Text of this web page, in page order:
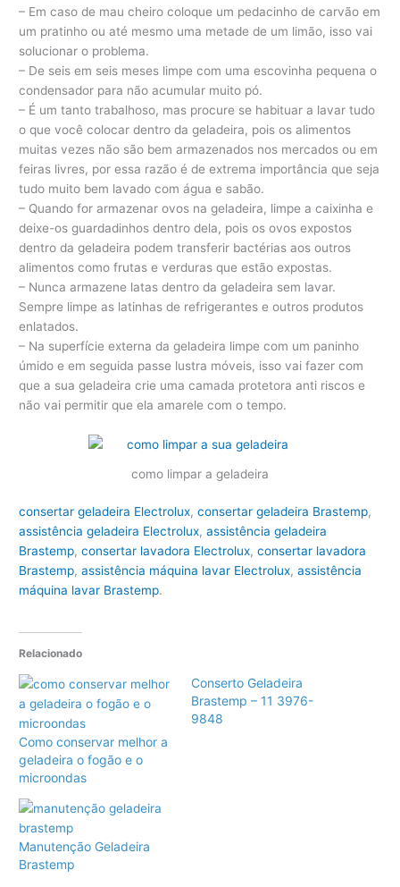
– Em caso de mau cheiro coloque um pedacinho de carvão em
um pratinho ou até mesmo uma metade de um limão, isso vai
solucionar o problema.
– De seis em seis meses limpe com uma escovinha pequena o
condensador para não acumular muito pó.
– É um tanto trabalhoso, mas procure se habituar a lavar tudo
o que você colocar dentro da geladeira, pois os alimentos
muitas vezes não são bem armazenados nos mercados ou em
feiras livres, por essa razão é de extrema importância que seja
tudo muito bem lavado com água e sabão.
– Quando for armazenar ovos na geladeira, limpe a caixinha e
deixe-os guardadinhos dentro dela, pois os ovos expostos
dentro da geladeira podem transferir bactérias aos outros
alimentos como frutas e verduras que estão expostas.
– Nunca armazene latas dentro da geladeira sem lavar.
Sempre limpe as latinhas de refrigerantes e outros produtos
enlatados.
– Na superfície externa da geladeira limpe com um paninho
úmido e em seguida passe lustra móveis, isso vai fazer com
que a sua geladeira crie uma camada protetora anti riscos e
não vai permitir que ela amarele com o tempo.
como limpar a geladeira
consertar geladeira Electrolux,consertar geladeira Brastemp,
assistência geladeira Electrolux,assistência geladeira
Brastemp,consertar lavadora Electrolux,consertar lavadora
Brastemp,assistência máquina lavar Electrolux,assistência
máquina lavar Brastemp.
Relacionado
Como conservar melhor a
geladeira o fogão e o
microondas
Conserto Geladeira
Brastemp – 11 3976-
9848
Manutenção Geladeira
Brastemp